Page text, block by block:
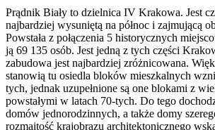
Prądnik Biały to dzielnica IV Krakowa. Jest
najbardziej wysuniętą na północ i zajmującą
Powstała z połączenia 5 historycznych
ją 69 135 osób. Jest jedną z tych części
zabudowa jest najbardziej zróżnicowana.
stanowią tu osiedla bloków mieszkalnych
tych, jednak uzupełnione są one blokami z
powstałymi w latach 70-tych. Do tego
domów jednorodzinnych, a także domy
rozmaitość krajobrazu architektonicznego